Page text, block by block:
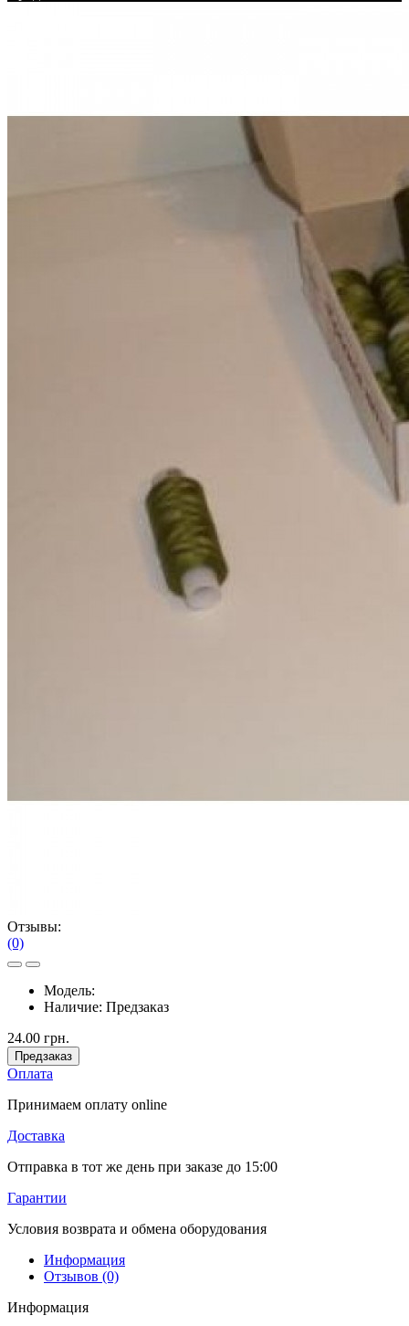
Отзывы:
(0)
Модель:
Наличие: Предзаказ
24.00 грн.
Предзаказ
Оплата
Принимаем оплату online
Доставка
Отправка в тот же день при заказе до 15:00
Гарантии
Условия возврата и обмена оборудования
Информация
Отзывов (0)
Информация